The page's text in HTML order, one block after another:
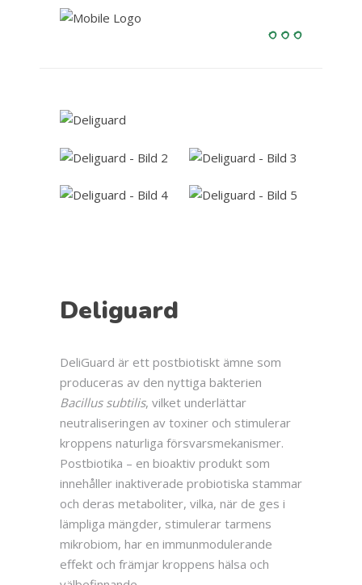
Deliguard
DeliGuard är ett postbiotiskt ämne som
produceras av den nyttiga bakterien
Bacillus subtilis, vilket underlättar
neutraliseringen av toxiner och stimulerar
kroppens naturliga försvarsmekanismer.
Postbiotika – en bioaktiv produkt som
innehåller inaktiverade probiotiska stammar
och deras metaboliter, vilka, när de ges i
lämpliga mängder, stimulerar tarmens
mikrobiom, har en immunmodulerande
effekt och främjar kroppens hälsa och